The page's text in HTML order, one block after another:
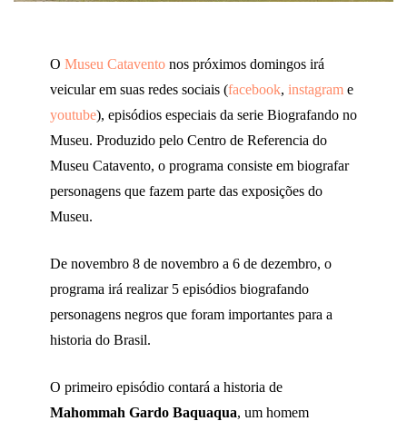
O Museu Catavento nos próximos domingos irá
veicular em suas redes sociais (facebook, instagram e
youtube), episódios especiais da serie Biografando no
Museu. Produzido pelo Centro de Referencia do
Museu Catavento, o programa consiste em biografar
personagens que fazem parte das exposições do
Museu.
De novembro 8 de novembro a 6 de dezembro, o
programa irá realizar 5 episódios biografando
personagens negros que foram importantes para a
historia do Brasil.
O primeiro episódio contará a historia de
Mahommah Gardo Baquaqua, um homem